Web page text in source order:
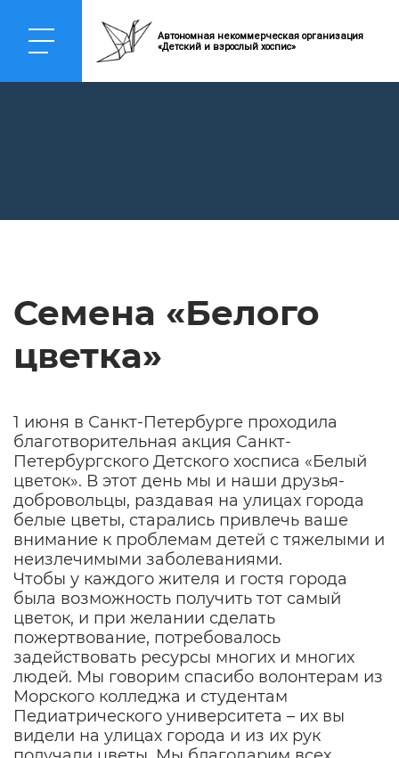
Автономная некоммерческая организация
«Детский и взрослый хоспис»
Семена «Белого
цветка»
1 июня в Санкт-Петербурге проходила
благотворительная акция Санкт-
Петербургского Детского хосписа «Белый
цветок». В этот день мы и наши друзья-
добровольцы, раздавая на улицах города
белые цветы, старались привлечь ваше
внимание к проблемам детей с тяжелыми и
неизлечимыми заболеваниями.
Чтобы у каждого жителя и гостя города
была возможность получить тот самый
цветок, и при желании сделать
пожертвование, потребовалось
задействовать ресурсы многих и многих
людей. Мы говорим спасибо волонтерам из
Морского колледжа и студентам
Педиатрического университета – их вы
видели на улицах города и из их рук